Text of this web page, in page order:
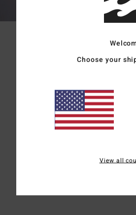
Choose your
View all